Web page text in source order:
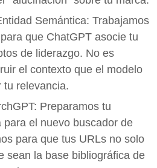
Semántica: Trabajamos
que ChatGPT asocie tu
de liderazgo. No es
el contexto que el modelo
tu relevancia.
Preparamos tu
el nuevo buscador de
para que tus URLs no solo
sean la base bibliográfica de